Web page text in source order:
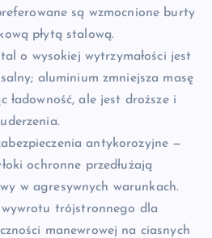
są wzmocnione burty
płytą stalową.
o wysokiej wytrzymałości jest
aluminium zmniejsza masę
ładowność, ale jest droższe i
antykorozyjne —
ochronne przedłużają
w agresywnych warunkach.
wywrotu trójstronnego dla
manewrowej na ciasnych